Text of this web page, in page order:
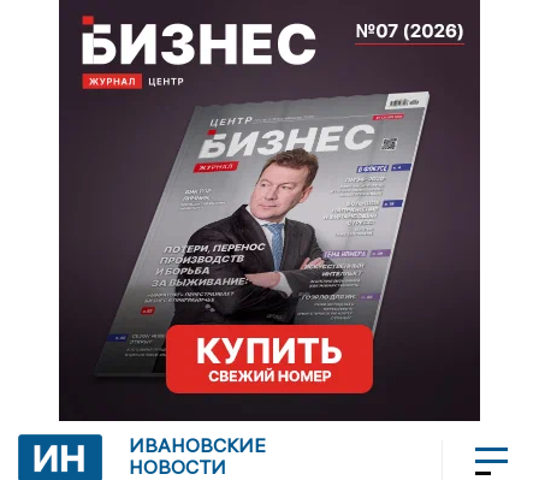
ИВАНОВСКИЕ
НОВОСТИ